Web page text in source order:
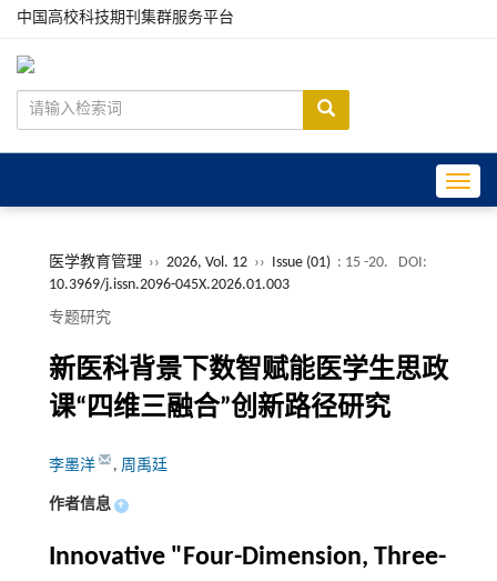
中国高校科技期刊集群服务平台
医学教育管理 ›› 2026, Vol. 12 ›› Issue (01) : 15 -20.
DOI:
10.3969/j.issn.2096-045X.2026.01.003
专题研究
新医科背景下数智赋能医学生思政
课“四维三融合”创新路径研究
李墨洋 , 周禹廷
作者信息 +
Innovative "Four-Dimension, Three-